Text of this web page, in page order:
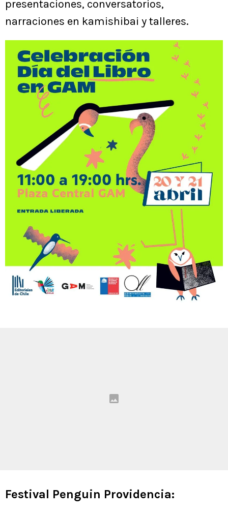
presentaciones, conversatorios,
narraciones en kamishibai y talleres.
Festival Penguin Providencia: